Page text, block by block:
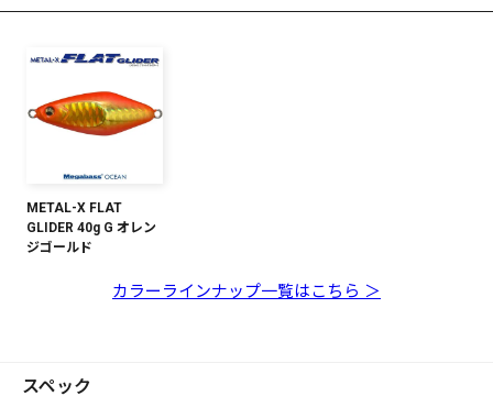
METAL-X FLAT
GLIDER 40g G オレン
ジゴールド
カラーラインナップ一覧はこちら ＞
スペック